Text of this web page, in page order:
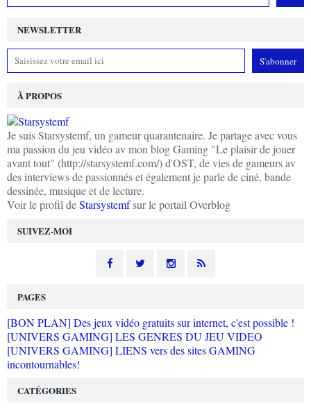
NEWSLETTER
SUIVEZ-MOI
À PROPOS
Je suis Starsystemf, un gameur quarantenaire. Je partage avec vous
ma passion du jeu vidéo av mon blog Gaming "Le plaisir de jouer
avant tout" (http://starsystemf.com/) d'OST, de vies de gameurs av
des interviews de passionnés et également je parle de ciné, bande
dessinée, musique et de lecture.
Voir le profil deStarsystemfsur le portail Overblog
PAGES
[BON PLAN] Des jeux vidéo gratuits sur internet, c'est possible !
[UNIVERS GAMING] LES GENRES DU JEU VIDEO
[UNIVERS GAMING] LIENS vers des sites GAMING
incontournables!
CATÉGORIES